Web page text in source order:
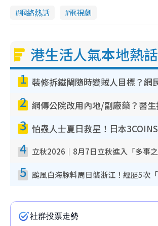
網絡熱話
電視劇
港生活人氣本地熱話
1
2
3
4
5